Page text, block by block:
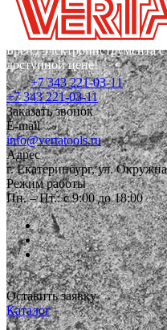
Бренд электроинструмента
доступной цене!
+7 343 221-03-11
+7 343 221-03-11
Заказать звонок
E-mail
info@vertatools.ru
Адрес
г. Екатеринбург, ул.
Режим работы
Пн. – Пт.: с 9:00 до 18:00
Оставить заявку
Каталог